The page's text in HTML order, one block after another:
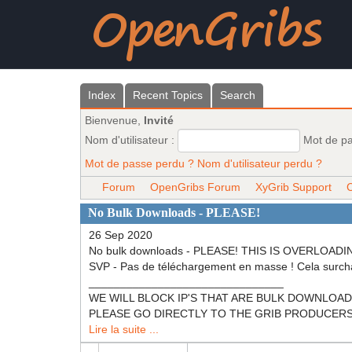
Index Recent Topics Search
Bienvenue,
Invité
Nom d'utilisateur :
Mot de
Mot de passe perdu ? Nom d'utilisateur perdu ?
Forum
OpenGribs Forum XyGrib Support
No Bulk Downloads - PLEASE!
26 Sep 2020
No bulk downloads - PLEASE! THIS IS
SVP - Pas de téléchargement en masse ! Cela
WE WILL BLOCK IP'S THAT ARE BULK
PLEASE GO DIRECTLY TO THE GRIB
Lire la suite ...